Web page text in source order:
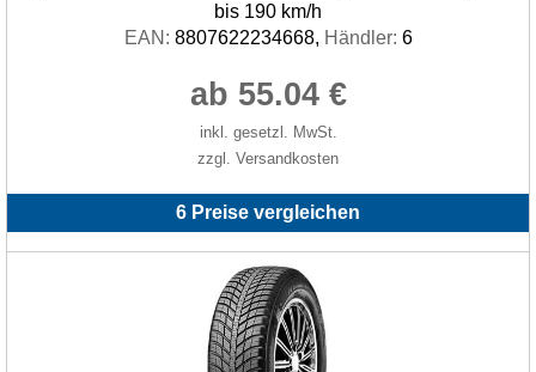
bis 190 km/h
EAN: 8807622234668, Händler: 6
ab 55.04 €
inkl. gesetzl. MwSt.
zzgl. Versandkosten
6 Preise vergleichen